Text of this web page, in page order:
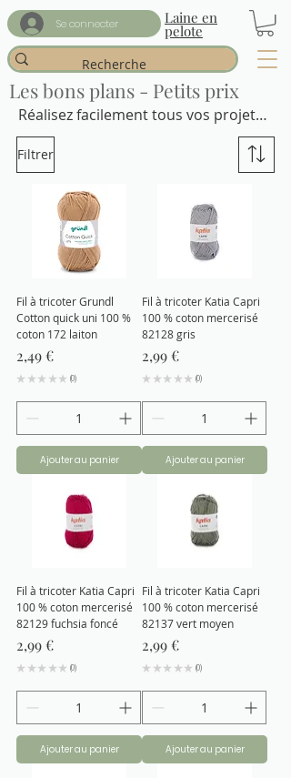
Se connecter Laine en
pelote
Les bons plans - Petits prix
Réalisez facilement tous vos projets
tricot à petits prix. Retrouvez une
sélection d'accessoires et de fil à
Filtrer
Fil à tricoter Grundl
Cotton quick uni 100 %
coton 172 laiton
Prix
2,49 €
★ ★ ★ ★ ★ 0
0
Ajouter au panier
Fil à tricoter Katia Capri
100 % coton mercerisé
82128 gris
Prix
2,99 €
★ ★ ★ ★ ★ 0
0
Ajouter au panier
Fil à tricoter Katia Capri
100 % coton mercerisé
82129 fuchsia foncé
Prix
2,99 €
★ ★ ★ ★ ★ 0
0
Ajouter au panier
Fil à tricoter Katia Capri
100 % coton mercerisé
82137 vert moyen
Prix
2,99 €
★ ★ ★ ★ ★ 0
0
Ajouter au panier